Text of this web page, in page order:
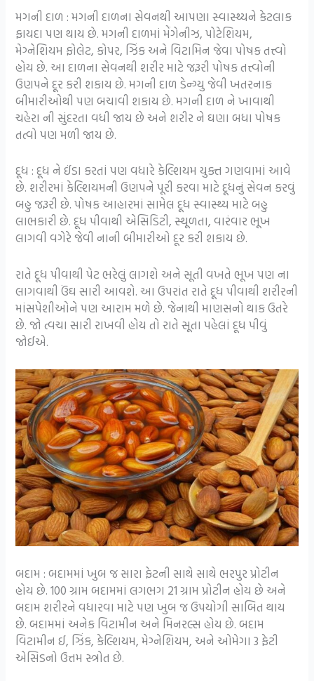
મગની દાળ : મગની દાળના સેવનથી આપણા સ્વાસ્થ્યને કેટલાક
ફાયદા પણ થાય છે. મગની દાળમાં મેંગેનીઝ, પોટેશિયમ,
મેગ્નેશિયમ ફોલેટ, કોપર, ઝિંક અને વિટામિન જેવા પોષક તત્ત્વો
હોય છે. આ દાળના સેવનથી શરીર માટે જરૂરી પોષક તત્ત્વોની
ઉણપને દૂર કરી શકાય છે. મગની દાળ ડેન્ગ્યુ જેવી ખતરનાક
બીમારીઓથી પણ બચાવી શકાય છે. મગની દાળ ને ખાવાથી
ચહેરા ની સુંદરતા વધી જાય છે અને શરીર ને ઘણા બધા પોષક
તત્વો પણ મળી જાય છે.
દૂધ : દૂધ ને ઈંડા કરતાં પણ વધારે કેલ્શિયમ યુક્ત ગણવામાં આવે
છે. શરીરમાં કેલ્શિયમની ઉણપને પૂરી કરવા માટે દૂધનું સેવન કરવું
બહુ જરૂરી છે. પોષક આહારમાં સામેલ દૂધ સ્વાસ્થ્ય માટે બહુ
લાભકારી છે. દૂધ પીવાથી એસિડિટી, સ્થૂળતા, વારંવાર ભૂખ
લાગવી વગેરે જેવી નાની બીમારીઓ દૂર કરી શકાય છે.
રાતે દૂધ પીવાથી પેટ ભરેલું લાગશે અને સૂતી વખતે ભૂખ પણ ના
લાગવાથી ઉંઘ સારી આવશે. આ ઉપરાંત રાતે દૂધ પીવાથી શરીરની
માંસપેશીઓને પણ આરામ મળે છે. જેનાથી માણસનો થાક ઉતરે
છે. જો ત્વચા સારી રાખવી હોય તો રાતે સૂતા પહેલાં દૂધ પીવું
જોઈએ.
બદામ : બદામમાં ખુબ જ સારા ફેટની સાથે સાથે ભરપુર પ્રોટીન
હોય છે. 100 ગ્રામ બદામમાં લગભગ 21 ગ્રામ પ્રોટીન હોય છે અને
બદામ શરીરને વધારવા માટે પણ ખુબ જ ઉપયોગી સાબિત થાય
છે. બદામમાં અનેક વિટામીન અને મિનરલ્સ હોય છે. બદામ
વિટામીન ઈ, ઝિંક, કેલ્શિયમ, મેગ્નેશિયમ, અને ઓમેગા 3 ફેટી
એસિડનો ઉત્તમ સ્ત્રોત છે.